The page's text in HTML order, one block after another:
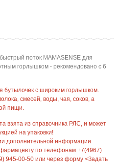
поток MAMASENSE для
горлышком - рекомендовано с 6
бутылочек с широким горлышком.
смесей, воды, чая, соков, а
пищи.
взята из справочника РЛС, и может
на упаковки!
дополнительной информации
по телефонам +7(4967)
945-00-50 или через форму <Задать